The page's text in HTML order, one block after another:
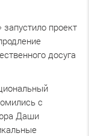
проект
досуга
с
Даши